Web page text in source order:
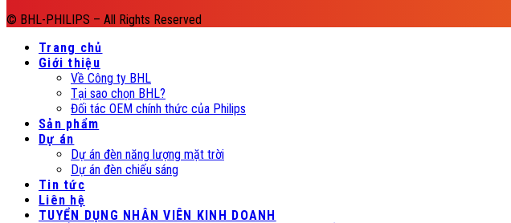
© BHL-PHILIPS – All Rights Reserved
Trang chủ
Giới thiệu
Về Công ty BHL
Tại sao chọn BHL?
Đối tác OEM chính thức của Philips
Sản phẩm
Dự án
Dự án đèn năng lượng mặt trời
Dự án đèn chiếu sáng
Tin tức
Liên hệ
TUYỂN DỤNG NHÂN VIÊN KINH DOANH